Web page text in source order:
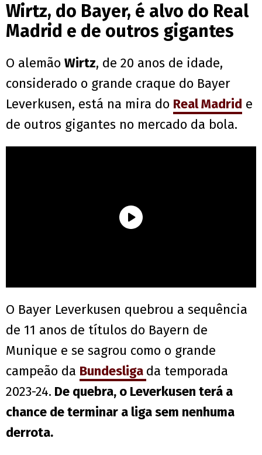
Wirtz, do Bayer, é alvo do Real
Madrid e de outros gigantes
O alemão Wirtz, de 20 anos de idade,
considerado o grande craque do Bayer
Leverkusen, está na mira do Real Madrid e
de outros gigantes no mercado da bola.
O Bayer Leverkusen quebrou a sequência
de 11 anos de títulos do Bayern de
Munique e se sagrou como o grande
campeão da Bundesliga da temporada
2023-24. De quebra, o Leverkusen terá a
chance de terminar a liga sem nenhuma
derrota.